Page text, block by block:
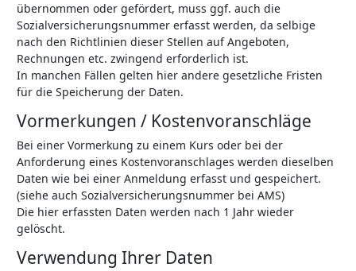
übernommen oder gefördert, muss ggf. auch die
Sozialversicherungsnummer erfasst werden, da selbige
nach den Richtlinien dieser Stellen auf Angeboten,
Rechnungen etc. zwingend erforderlich ist.
In manchen Fällen gelten hier andere gesetzliche Fristen
für die Speicherung der Daten.
Vormerkungen / Kostenvoranschläge
Bei einer Vormerkung zu einem Kurs oder bei der
Anforderung eines Kostenvoranschlages werden dieselben
Daten wie bei einer Anmeldung erfasst und gespeichert.
(siehe auch Sozialversicherungsnummer bei AMS)
Die hier erfassten Daten werden nach 1 Jahr wieder
gelöscht.
Verwendung Ihrer Daten